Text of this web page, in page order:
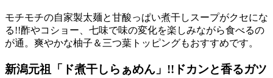
モチモチの自家製太麺と甘酸っぱい煮干しスープがクセにな
る!!酢やコショー、七味で味の変化を楽しみながら食べるの
が通。爽やかな柚子＆三つ葉トッピングもおすすめです。
新潟元祖「ド煮干しらぁめん」!!ドカンと香るガツ